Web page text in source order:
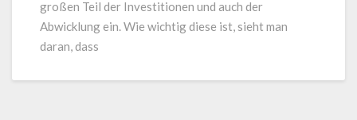
großen Teil der Investitionen und auch der
Abwicklung ein. Wie wichtig diese ist, sieht man
daran, dass